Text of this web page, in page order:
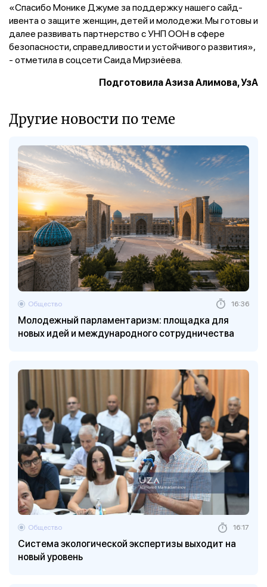
«Спасибо Монике Джуме за поддержку нашего сайд-
ивента о защите женщин, детей и молодежи. Мы готовы и
далее развивать партнерство с УНП ООН в сфере
безопасности, справедливости и устойчивого развития»,
- отметила в соцсети Саида Мирзиёева.
Подготовила Азиза Алимова, УзА
Другие новости по теме
Молодежный парламентаризм: площадка для
новых идей и международного сотрудничества
Общество 16:36
Система экологической экспертизы выходит на
новый уровень
Общество 16:17